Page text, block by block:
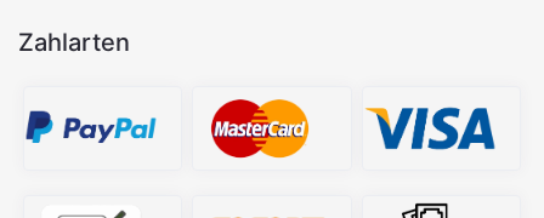
Zahlarten